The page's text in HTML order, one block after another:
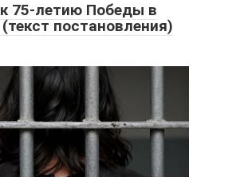
75-летию Победы в
постановления)